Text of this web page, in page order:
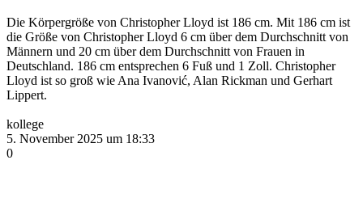
Die Körpergröße von Christopher Lloyd ist 186 cm. Mit 186 cm ist
die Größe von Christopher Lloyd 6 cm über dem Durchschnitt von
Männern und 20 cm über dem Durchschnitt von Frauen in
Deutschland. 186 cm entsprechen 6 Fuß und 1 Zoll. Christopher
Lloyd ist so groß wie Ana Ivanović, Alan Rickman und Gerhart
Lippert.
kollege
5. November 2025 um 18:33
0